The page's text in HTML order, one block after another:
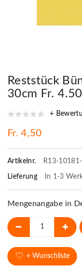
Reststück
30cm Fr. 4.50
+
Fr. 4,50
Artikelnr. R13-
Lieferung In 1-3
Mengenangabe in
+ Wunschliste